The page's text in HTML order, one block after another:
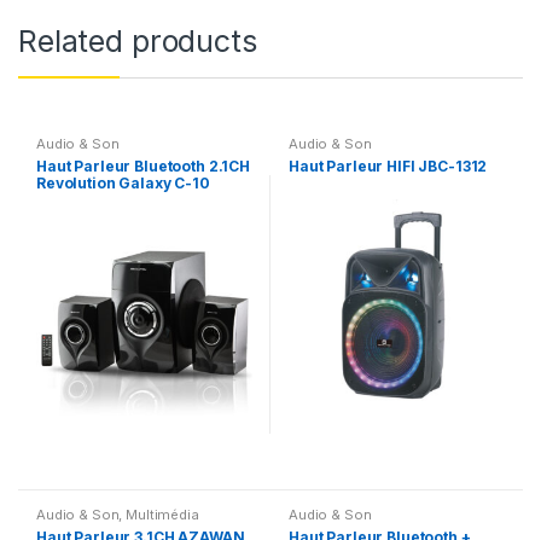
Related products
Audio & Son
Haut Parleur Bluetooth 2.1CH
Revolution Galaxy C-10
Audio & Son
Haut Parleur HIFI JBC-1312
Audio & Son, Multimédia
Speaker
Audio & Son